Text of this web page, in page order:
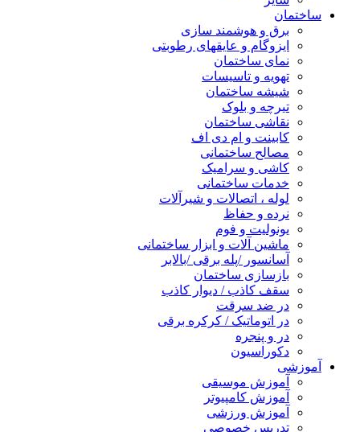
ساختمان
برق و هوشمند سازی
ایزوگام و عایقهای رطوبتی
نمای ساختمان
تهویه و تاسیسات
شیشه ساختمان
تیرچه و بلوک
نقاشی ساختمان
کابینت و ام دی اف
مصالح ساختمانی
کاشی و سرامیک
خدمات ساختمانی
لوله ، اتصالات و شیرآلات
نرده و حفاظ
یونولیت و فوم
ماشین آلات و ابزار ساختمانی
آسانسور /پله برقی /بالابر
بازسازی ساختمان
سقف کاذب / دیوار کاذب
در ضد سرقت
در اتوماتیک / کرکره برقی
در و پنجره
دکوراسیون
آموزشی
آموزش موسیقی
آموزش کامپیوتر
آموزش ورزشی
تدریس خصوصی